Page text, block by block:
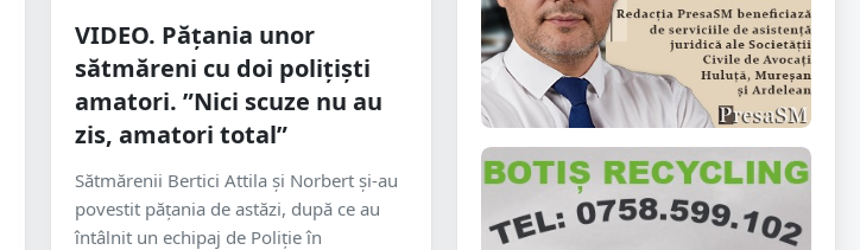
VIDEO. Pățania unor
sătmăreni cu doi polițiști
amatori. ”Nici scuze nu au
zis, amatori total”
Sătmărenii Bertici Attila și Norbert și-au
povestit pățania de astăzi, după ce au
întâlnit un echipaj de Poliție în